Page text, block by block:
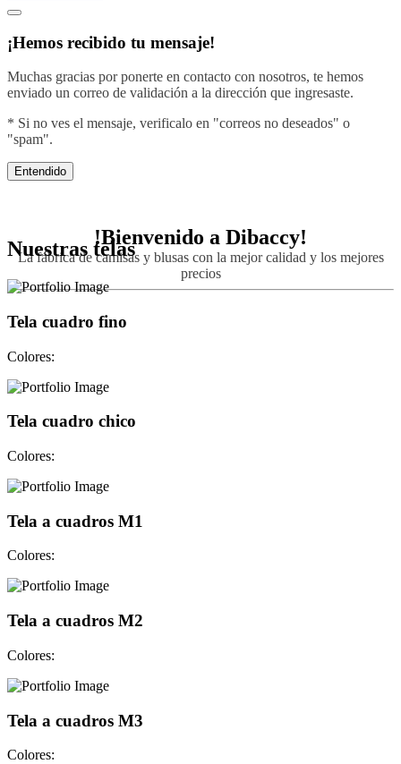
¡Hemos recibido tu mensaje!
Muchas gracias por ponerte en contacto con nosotros, te hemos
enviado un correo de validación a la dirección que ingresaste.
* Si no ves el mensaje, verificalo en "correos no deseados" o
"spam".
Entendido
!Bienvenido a Dibaccy!
La fábrica de camisas y blusas con la mejor calidad y los mejores
precios
Nuestras telas
Tela cuadro fino
Colores:
Tela cuadro chico
Colores:
Tela a cuadros M1
Colores:
Tela a cuadros M2
Colores:
Tela a cuadros M3
Colores: